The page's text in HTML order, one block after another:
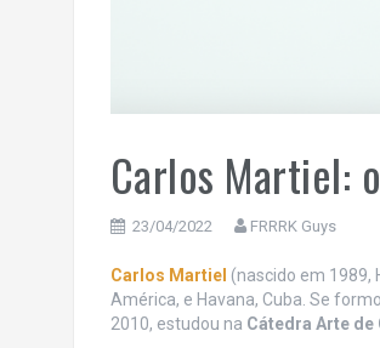
Carlos Martiel:
23/04/2022 FRRRK Guys
Carlos Martiel (nascido em 1989,
América, e Havana, Cuba. Se
2010, estudou na Cátedra Arte de